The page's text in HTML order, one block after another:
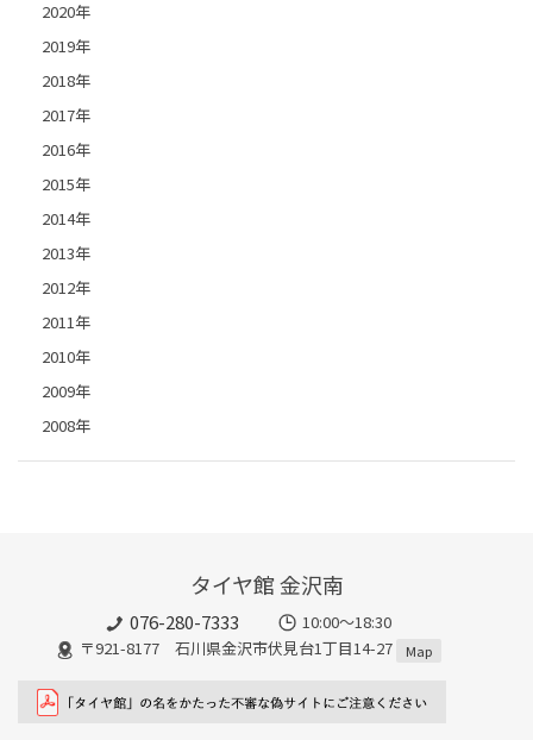
2020年
2019年
2018年
2017年
2016年
2015年
2014年
2013年
2012年
2011年
2010年
2009年
2008年
タイヤ館 金沢南
076-280-7333
10:00～18:30
〒921-8177 石川県金沢市伏見台1丁目14-27
Map